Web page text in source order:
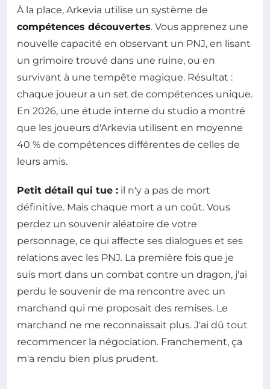
À la place, Arkevia utilise un système de
compétences découvertes. Vous apprenez une
nouvelle capacité en observant un PNJ, en lisant
un grimoire trouvé dans une ruine, ou en
survivant à une tempête magique. Résultat :
chaque joueur a un set de compétences unique.
En 2026, une étude interne du studio a montré
que les joueurs d'Arkevia utilisent en moyenne
40 % de compétences différentes de celles de
leurs amis.
Petit détail qui tue : il n'y a pas de mort
définitive. Mais chaque mort a un coût. Vous
perdez un souvenir aléatoire de votre
personnage, ce qui affecte ses dialogues et ses
relations avec les PNJ. La première fois que je
suis mort dans un combat contre un dragon, j'ai
perdu le souvenir de ma rencontre avec un
marchand qui me proposait des remises. Le
marchand ne me reconnaissait plus. J'ai dû tout
recommencer la négociation. Franchement, ça
m'a rendu bien plus prudent.